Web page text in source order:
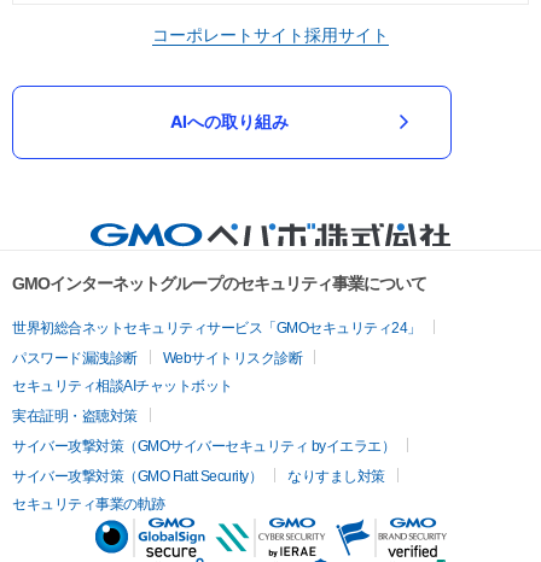
コーポレートサイト採用サイト
AIへの取り組み
GMOインターネットグループのセキュリティ事業について
世界初総合ネットセキュリティサービス「GMOセキュリティ24」
パスワード漏洩診断
Webサイトリスク診断
セキュリティ相談AIチャットボット
実在証明・盗聴対策
サイバー攻撃対策（GMOサイバーセキュリティ byイエラエ）
サイバー攻撃対策（GMO Flatt Security）
なりすまし対策
セキュリティ事業の軌跡